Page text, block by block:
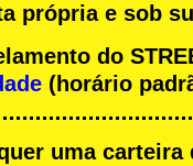
própria e sob
do
(horário
uma